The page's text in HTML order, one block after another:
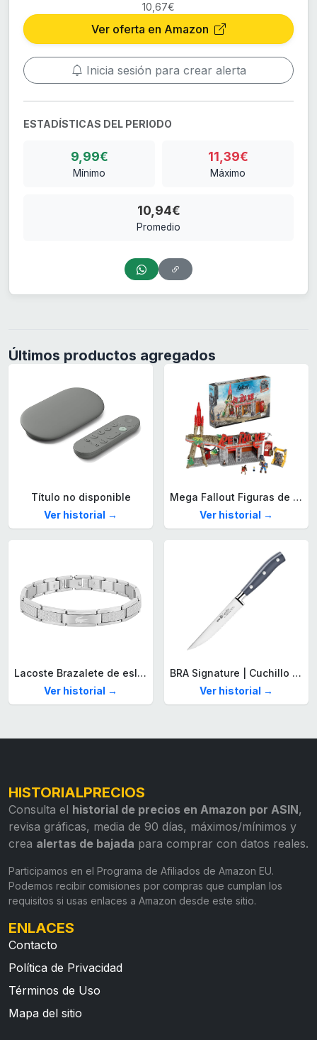
10,67€
Ver oferta en Amazon
Inicia sesión para crear alerta
ESTADÍSTICAS DEL PERIODO
9,99€
Mínimo
11,39€
Máximo
10,94€
Promedio
Últimos productos agregados
Título no disponible
Ver historial →
Mega Fallout Figuras de acción y Juguetes de construcción, Parada de Camiones Red Rocket con 824 Piezas, 2 Personajes articulados y Accesorios, para coleccionistas, HXT00
Ver historial →
Lacoste Brazalete de eslabón para Hombre Colección STENCIL de Acero inoxidable
Ver historial →
BRA Signature | Cuchillo tomatero 120 mm, Acero Inoxidable alemán forjado con Molibdeno Vanadio, Mango Remachado ABS, Diseño Ergonómico, Hoja 1,6 mm espesor
Ver historial →
HISTORIALPRECIOS
Consulta el historial de precios en Amazon por ASIN,
revisa gráficas, media de 90 días, máximos/mínimos y
crea alertas de bajada para comprar con datos reales.
Participamos en el Programa de Afiliados de Amazon EU.
Podemos recibir comisiones por compras que cumplan los
requisitos si usas enlaces a Amazon desde este sitio.
ENLACES
Contacto
Política de Privacidad
Términos de Uso
Mapa del sitio